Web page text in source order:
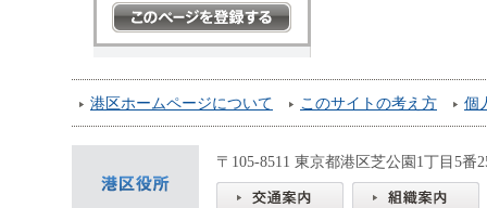
港区ホームページについて このサイトの考え方 個
〒105-8511 東京都港区芝公園1丁目5